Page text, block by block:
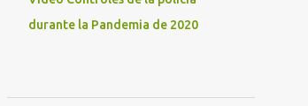
durante la Pandemia de 2020